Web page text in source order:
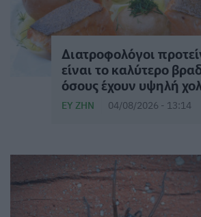
Διατροφολόγοι
είναι το καλύτερο
όσους έχουν υψηλή
ΕΥ ΖΗΝ 04/08/2026 - 13:14